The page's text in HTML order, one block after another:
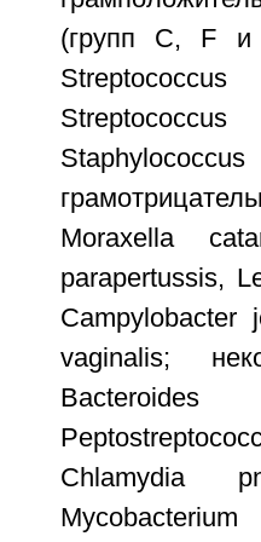
(групп C, F и
Moraxella
parapertussis,
Campylobacter
vaginalis;
Chlamydia